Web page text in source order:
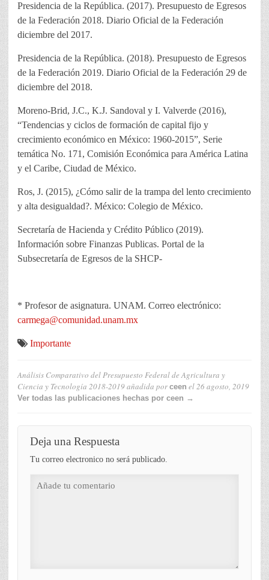
Presidencia de la República. (2017). Presupuesto de Egresos
de la Federación 2018. Diario Oficial de la Federación
diciembre del 2017.
Presidencia de la República. (2018). Presupuesto de Egresos
de la Federación 2019. Diario Oficial de la Federación 29 de
diciembre del 2018.
Moreno-Brid, J.C., K.J. Sandoval y I. Valverde (2016),
“Tendencias y ciclos de formación de capital fijo y
crecimiento económico en México: 1960-2015”, Serie
temática No. 171, Comisión Económica para América Latina
y el Caribe, Ciudad de México.
Ros, J. (2015), ¿Cómo salir de la trampa del lento crecimiento
y alta desigualdad?. México: Colegio de México.
Secretaría de Hacienda y Crédito Público (2019).
Información sobre Finanzas Publicas. Portal de la
Subsecretaría de Egresos de la SHCP-
* Profesor de asignatura. UNAM. Correo electrónico:
carmega@comunidad.unam.mx
Importante
Análisis Comparativo del Presupuesto Federal de Agricultura y
Ciencia y Tecnología 2018-2019añadida por ceen el26 agosto, 2019
Ver todas las publicaciones hechas por ceen →
Deja una Respuesta
Tu correo electronico no será publicado.